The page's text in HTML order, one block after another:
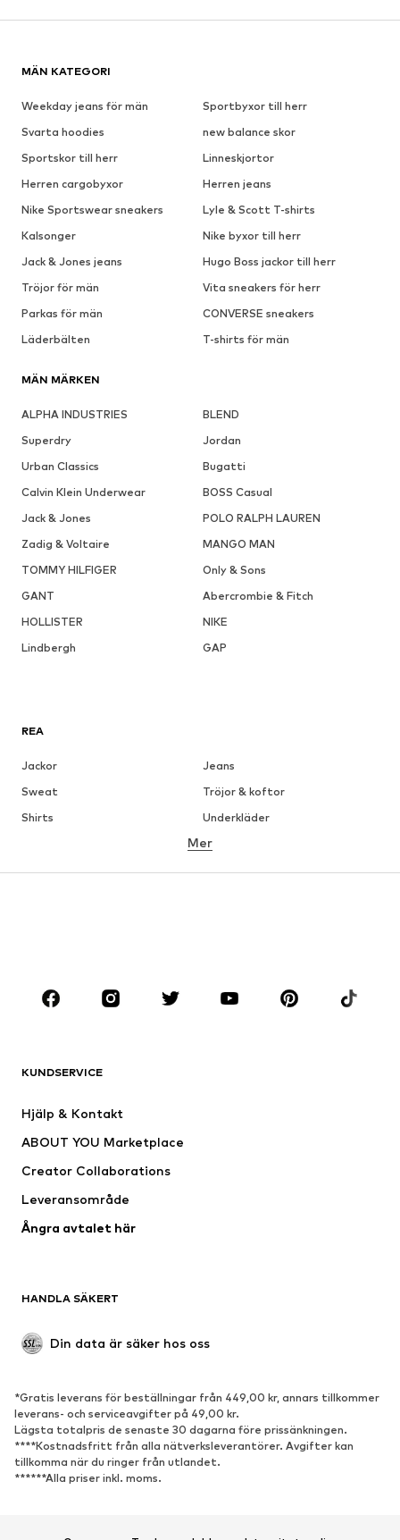
MÄN KATEGORI
Weekday jeans för män
Sportbyxor till herr
Svarta hoodies
new balance skor
Sportskor till herr
Linneskjortor
Herren cargobyxor
Herren jeans
Nike Sportswear sneakers
Lyle & Scott T-shirts
Kalsonger
Nike byxor till herr
Jack & Jones jeans
Hugo Boss jackor till herr
Tröjor för män
Vita sneakers för herr
Parkas för män
CONVERSE sneakers
Läderbälten
T-shirts för män
MÄN MÄRKEN
ALPHA INDUSTRIES
BLEND
Superdry
Jordan
Urban Classics
Bugatti
Calvin Klein Underwear
BOSS Casual
Jack & Jones
POLO RALPH LAUREN
Zadig & Voltaire
MANGO MAN
TOMMY HILFIGER
Only & Sons
GANT
Abercrombie & Fitch
HOLLISTER
NIKE
Lindbergh
GAP
REA
Jackor
Jeans
Sweat
Tröjor & koftor
Shirts
Underkläder
Skjortor
KLÄDER
Jackor
Underkläder
Kostymer & kavajer
Badkläder
Tillfällen
Upcycling
Nytt
Boots & stövlar
Lågskor
SPORT
Sportkläder
Sporttyper
Sportskor
Mer
KUNDSERVICE
Hjälp & Kontakt
ABOUT YOU Marketplace
Creator Collaborations
Leveransområde
Ångra avtalet här
HANDLA SÄKERT
Din data är säker hos oss
*Gratis leverans för beställningar från 449,00 kr, annars tillkommer
leverans- och serviceavgifter på 49,00 kr.
Lägsta totalpris de senaste 30 dagarna före prissänkningen.
****Kostnadsfritt från alla nätverksleverantörer. Avgifter kan
tillkomma när du ringer från utlandet.
******Alla priser inkl. moms.